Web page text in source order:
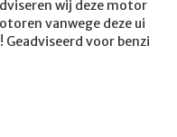
wij deze motor
vanwege deze ui
voor benzi